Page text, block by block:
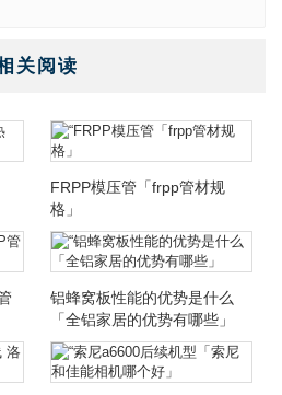
关阅读
FRPP模压管「frpp管材规
格」
铝蜂窝板性能的优势是什么
「全铝家居的优势有哪些」